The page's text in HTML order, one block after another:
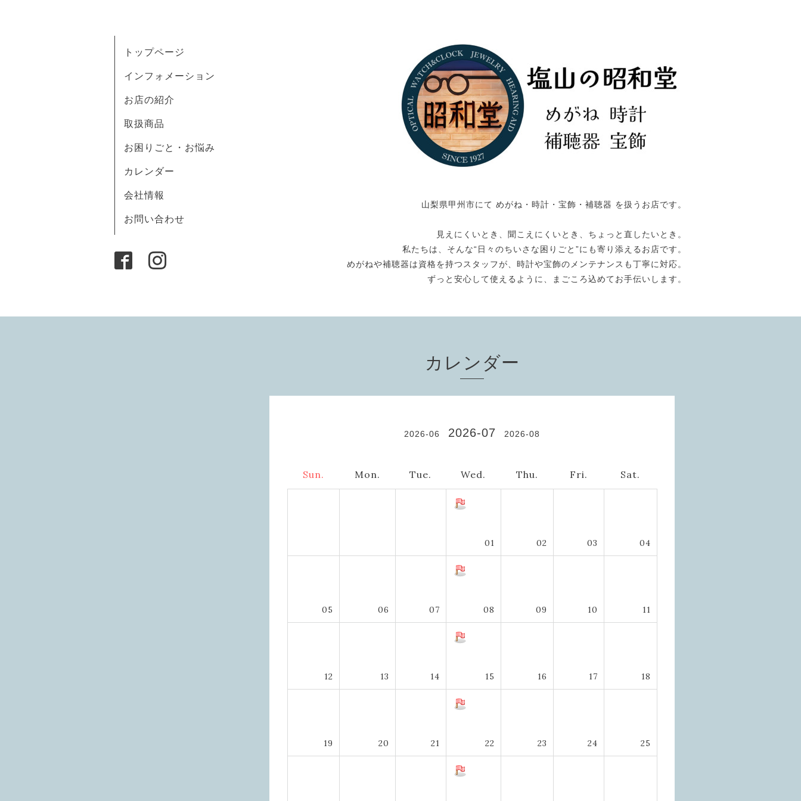
山梨県甲州市にて めがね・時計・宝飾・補聴器 を扱うお店です。
見えにくいとき、聞こえにくいとき、ちょっと直したいとき。
私たちは、そんな“日々のちいさな困りごと”にも寄り添えるお店です。
めがねや補聴器は資格を持つスタッフが、時計や宝飾のメンテナンスも丁寧に対応。
ずっと安心して使えるように、まごころ込めてお手伝いします。
トップページ
インフォメーション
お店の紹介
取扱商品
お困りごと・お悩み
カレンダー
会社情報
お問い合わせ
カレンダー
2026-06 2026-07 2026-08
Sun. Mon. Tue. Wed. Thu. Fri. Sat.
01 02 03 04
05 06 07 08 09 10 11
12 13 14 15 16 17 18
19 20 21 22 23 24 25